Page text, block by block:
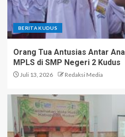
BERITA KUDUS
Orang Tua Antusias Antar
MPLS di SMP Negeri 2 Kudus
Juli 13, 2026 Redaksi Media